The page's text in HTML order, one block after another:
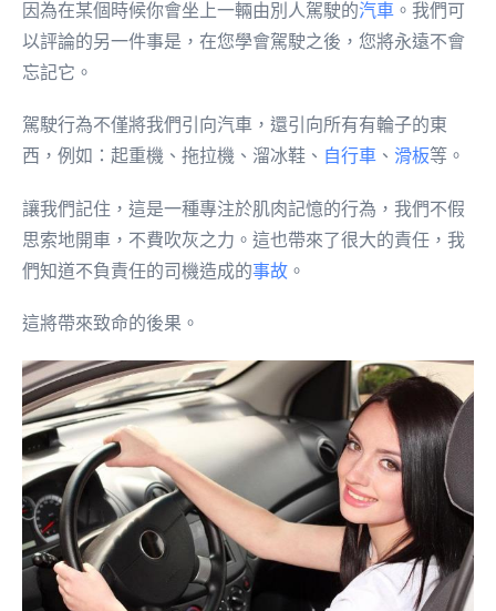
因為在某個時候你會坐上一輛由別人駕駛的汽車 。我們可
以評論的另一件事是，在您學會駕駛之後，您將永遠不會
忘記它。
駕駛行為不僅將我們引向汽車，還引向所有有輪子的東
西，例如：起重機、拖拉機、溜冰鞋、 自行車 、 滑板等。
讓我們記住，這是一種專注於肌肉記憶的行為，我們不假
思索地開車，不費吹灰之力。這也帶來了很大的責任，我
們知道不負責任的司機造成的事故 。
這將帶來致命的後果。